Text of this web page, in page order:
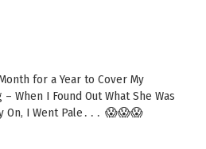
for a Year to Cover My
When I Found Out What She Was
On, I Went Pale․․․ 😱😱😱